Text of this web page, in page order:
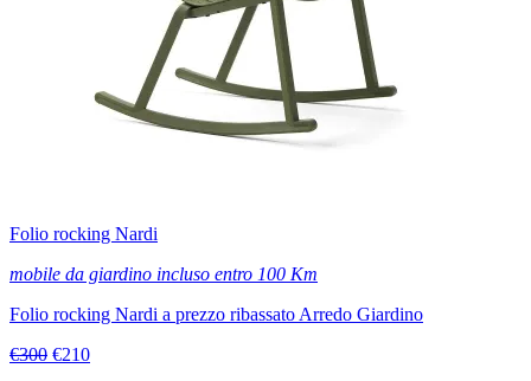
Folio rocking Nardi
mobile da giardino incluso entro 100 Km
Folio rocking Nardi a prezzo ribassato Arredo Giardino
€300 €210